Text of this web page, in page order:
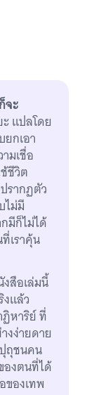
จะ
ะ แปลโดย
กเอา
มเชื่อ
ชีวิต
รากฏตัว
ไม่มี
มีก็ไม่ได้
เราคุ้น
งสือเล่มนี้
แล้ว
หาริย์ ที่
งง่ายดาย
ถุชนคน
องตนที่ได้
องเทพ